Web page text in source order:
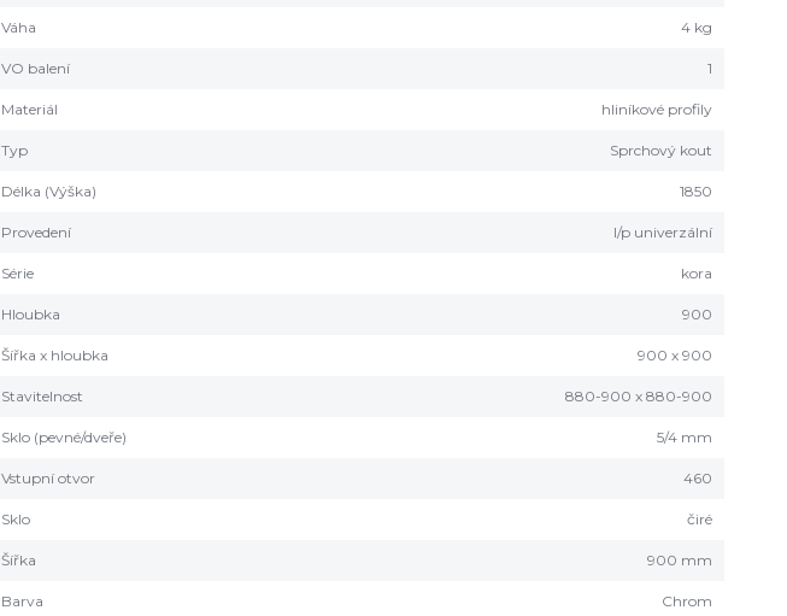
Váha 4 kg
VO balení 1
Materiál hliníkové profily
Typ Sprchový kout
Délka (Výška) 1850
Provedení l/p univerzální
Série kora
Hloubka 900
Šířka x hloubka 900 x 900
Stavitelnost 880-900 x 880-900
Sklo (pevné/dveře) 5/4 mm
Vstupní otvor 460
Sklo čiré
Šířka 900 mm
Barva Chrom